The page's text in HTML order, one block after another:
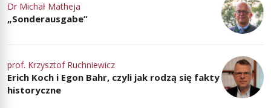
Dr Michał Matheja
„Sonderausgabe”
prof. Krzysztof Ruchniewicz
Erich Koch i Egon Bahr, czyli jak rodzą się fakty
historyczne